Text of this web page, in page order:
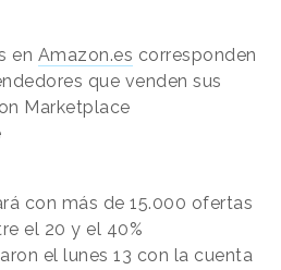
en Amazon.es corresponden
que venden sus
Marketplace
con más de 15.000 ofertas
el 20 y el 40%
el lunes 13 con la cuenta